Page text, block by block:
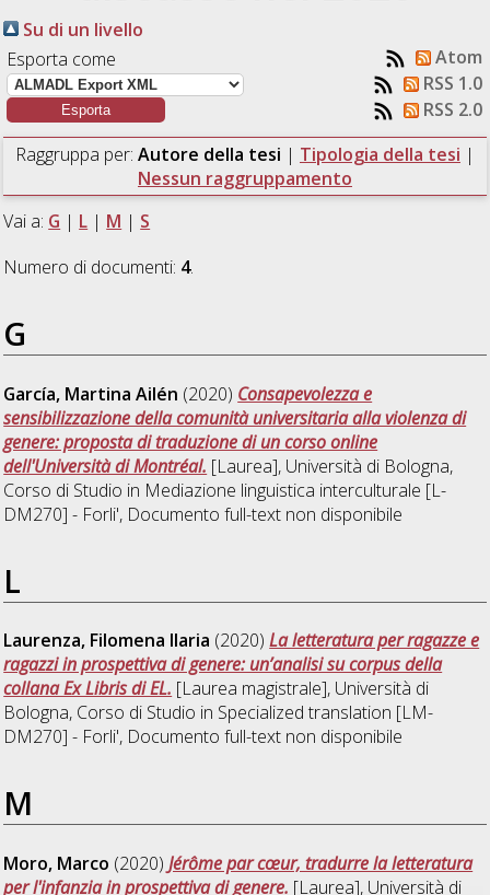
Su di un livello
Esporta come
Atom
RSS 1.0
RSS 2.0
Raggruppa per: Autore della tesi | Tipologia della tesi |
Nessun raggruppamento
Vai a: G | L | M | S
Numero di documenti: 4.
G
García, Martina Ailén (2020) Consapevolezza e
sensibilizzazione della comunità universitaria alla violenza di
genere: proposta di traduzione di un corso online
dell'Università di Montréal. [Laurea], Università di Bologna,
Corso di Studio in Mediazione linguistica interculturale [L-
DM270] - Forli', Documento full-text non disponibile
L
Laurenza, Filomena Ilaria (2020)La letteratura per ragazze e
ragazzi in prospettiva di genere: un’analisi su corpus della
collana Ex Libris di EL. [Laurea magistrale], Università di
Bologna, Corso di Studio in Specialized translation [LM-
DM270] - Forli', Documento full-text non disponibile
M
Moro, Marco (2020)Jérôme par cœur, tradurre la letteratura
per l'infanzia in prospettiva di genere. [Laurea], Università di